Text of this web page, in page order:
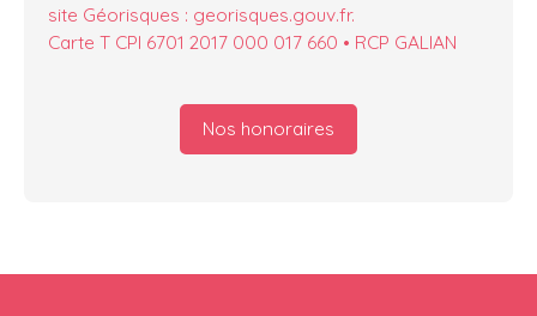
site Géorisques : georisques.gouv.fr.
Carte T CPI 6701 2017 000 017 660 • RCP GALIAN
Nos honoraires